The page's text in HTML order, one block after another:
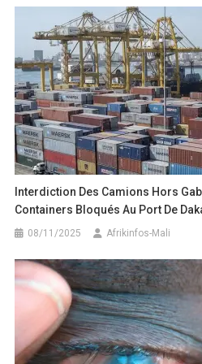
Interdiction Des Camions Hors
Containers Bloqués Au Port De
08/11/2025 Afrikinfos-Mali